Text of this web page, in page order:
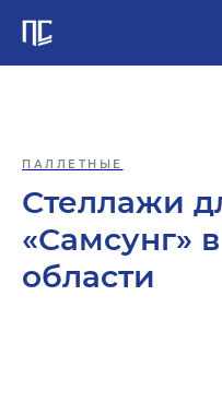
ПАЛЛЕТНЫЕ
Стеллажи
«Самсунг»
области